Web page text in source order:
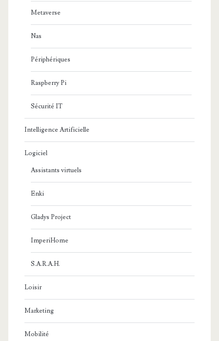
Metaverse
Nas
Périphériques
Raspberry Pi
Sécurité IT
Intelligence Artificielle
Logiciel
Assistants virtuels
Enki
Gladys Project
ImperiHome
S.A.R.A.H.
Loisir
Marketing
Mobilité